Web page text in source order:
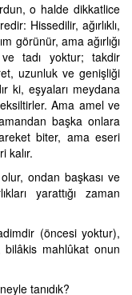
o halde dikkatlice
Hissedilir, ağırlıklı,
görünür, ama ağırlığı
tadı yoktur; takdir
uzunluk ve genişliği
ki, eşyaları meydana
Ama amel ve
başka onlara
biter, ama eseri
kalır.
ondan başkası ve
yarattığı zaman
(öncesi yoktur),
bilâkis mahlûkat onun
tanıdık?